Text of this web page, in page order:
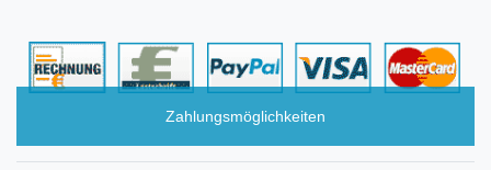
Zahlungsmöglichkeiten